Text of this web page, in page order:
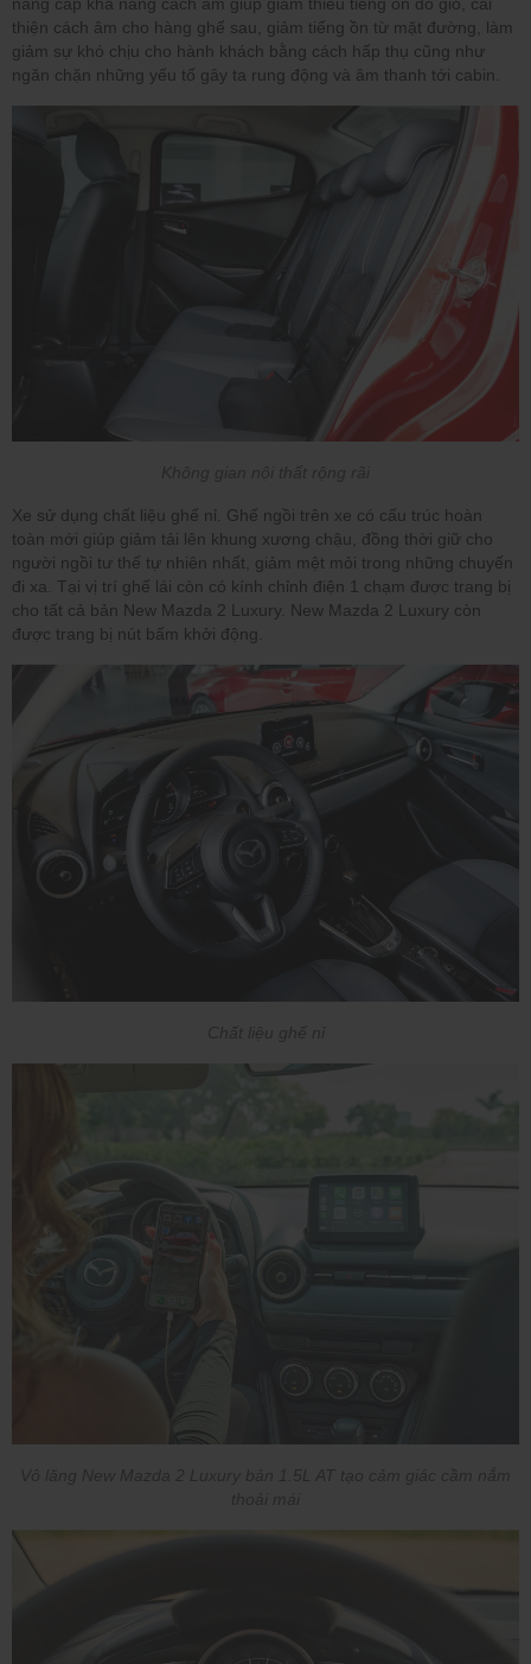
nâng cấp khả năng cách âm giúp giảm thiểu tiếng ồn do gió, cải
thiện cách âm cho hàng ghế sau, giảm tiếng ồn từ mặt đường, làm
giảm sự khó chịu cho hành khách bằng cách hấp thụ cũng như
ngăn chặn những yếu tố gây ta rung động và âm thanh tới cabin.
Xe sử dụng chất liệu ghế nỉ. Ghế ngồi trên xe có cấu trúc hoàn
toàn mới giúp giảm tải lên khung xương chậu, đồng thời giữ cho
người ngồi tư thế tự nhiên nhất, giảm mệt mỏi trong những chuyến
đi xa. Tại vị trí ghế lái còn có kính chỉnh điện 1 chạm được trang bị
cho tất cả bản New Mazda 2 Luxury. New Mazda 2 Luxury còn
được trang bị nút bấm khởi động.